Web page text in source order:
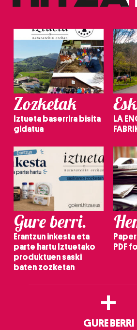
Zozketak
Iztueta baserrira bisita
gidatua
LA
Gure berri.
Erantzun inkesta eta
parte hartu Iztuetako
produktuen saski
baten zozketan
PDF
+
GURE BERRI